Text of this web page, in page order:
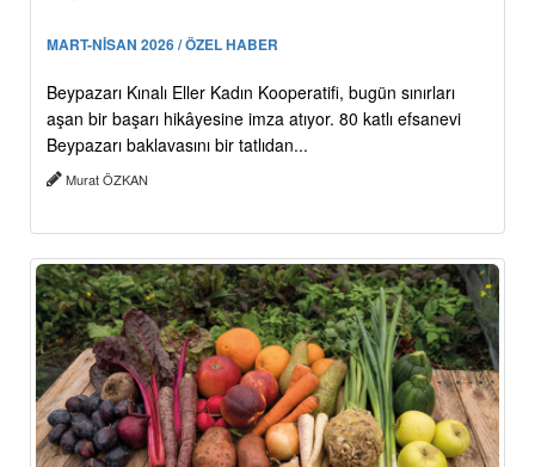
MART-NİSAN 2026 / ÖZEL HABER
Beypazarı Kınalı Eller Kadın Kooperatifi, bugün sınırları
aşan bir başarı hikâyesine imza atıyor. 80 katlı efsanevi
Beypazarı baklavasını bir tatlıdan...
Murat ÖZKAN